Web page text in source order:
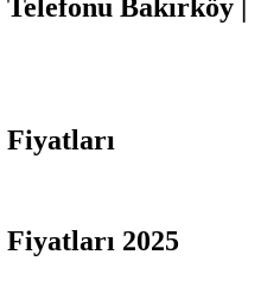
Bakırköy |
2025